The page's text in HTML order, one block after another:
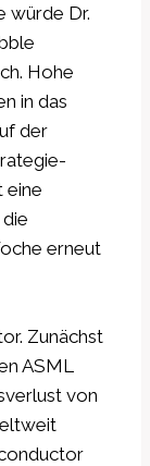
würde Dr.
Hohe
in das
der
eine
erneut
Zunächst
ASML
von